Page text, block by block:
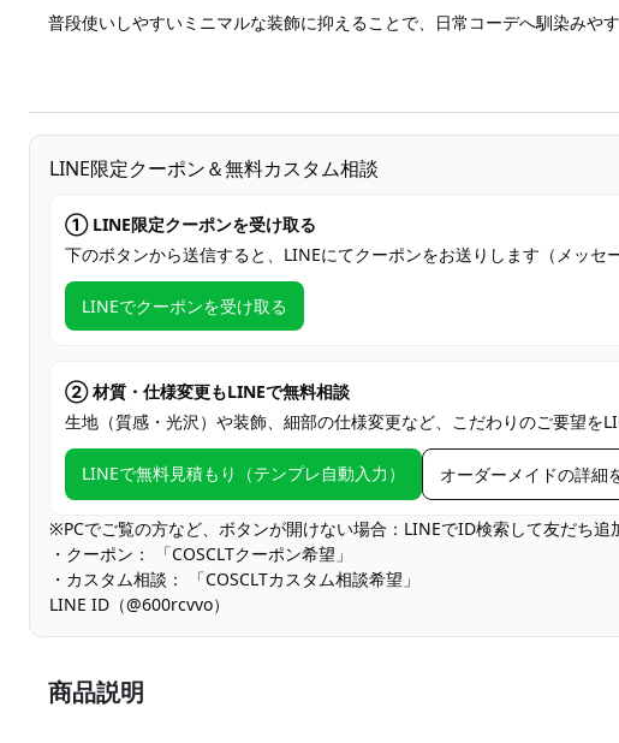
普段使いしやすいミニマルな装飾に抑えることで、日常コーデへ馴染みや
LINE限定クーポン＆無料カスタム相談
① LINE限定クーポンを受け取る
下のボタンから送信すると、LINEにてクーポンをお送りします（メッセ
LINEでクーポンを受け取る
② 材質・仕様変更もLINEで無料相談
生地（質感・光沢）や装飾、細部の仕様変更など、こだわりのご要望を
LINEで無料見積もり（テンプレ自動入力） オーダーメイドの詳細
※PCでご覧の方など、ボタンが開けない場合：LINEでID検索して友だち追
・クーポン： 「COSCLTクーポン希望」
・カスタム相談： 「COSCLTカスタム相談希望」
LINE ID（@600rcvvo）
商品説明